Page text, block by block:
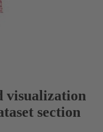
visualization
section